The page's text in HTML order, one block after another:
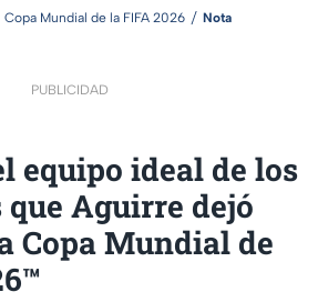
Copa Mundial de la FIFA 2026 Nota
PUBLICIDAD
equipo ideal de los
Aguirre dejó
Copa Mundial de